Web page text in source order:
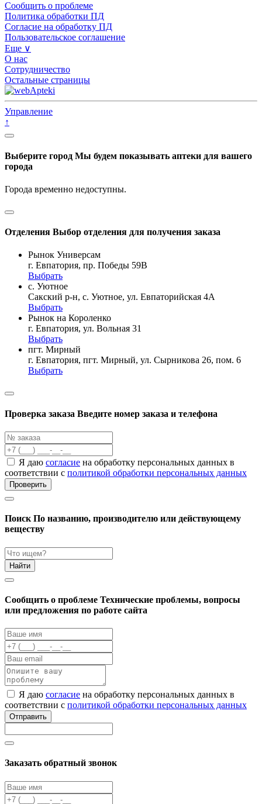
Сообщить о проблеме
Политика обработки ПД
Согласие на обработку ПД
Пользовательское соглашение
Еще ∨
О нас
Сотрудничество
Остальные страницы
Управление
↑
Выберите город Мы будем показывать аптеки для вашего
города
Города временно недоступны.
Отделения Выбор отделения для получения заказа
Рынок Универсам
г. Евпатория, пр. Победы 59В
Выбрать
с. Уютное
Сакский р-н, с. Уютное, ул. Евпаторийская 4А
Выбрать
Рынок на Короленко
г. Евпатория, ул. Вольная 31
Выбрать
пгт. Мирный
г. Евпатория, пгт. Мирный, ул. Сырникова 26, пом. 6
Выбрать
Проверка заказа Введите номер заказа и телефона
Я даю согласие на обработку персональных данных в
соответствии с политикой обработки персональных данных
Проверить
Поиск По названию, производителю или действующему
веществу
Найти
Cообщить о проблеме Технические проблемы, вопросы
или предложения по работе сайта
Я даю согласие на обработку персональных данных в
соответствии с политикой обработки персональных данных
Отправить
Заказать обратный звонок